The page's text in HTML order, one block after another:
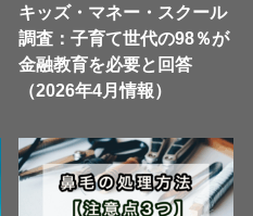
キッズ・マネー・スクール
調査：子育て世代の98％が
金融教育を必要と回答
（2026年4月情報）